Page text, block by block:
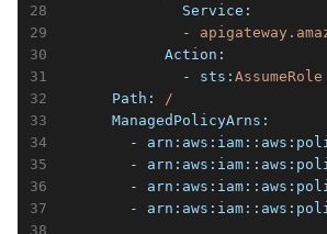
              Service:
              -
            Action:
              - sts:
AssumeRole
      Path:
/
      ManagedPolicyArns:
        - arn:
        - arn:
        - arn:
        - arn: